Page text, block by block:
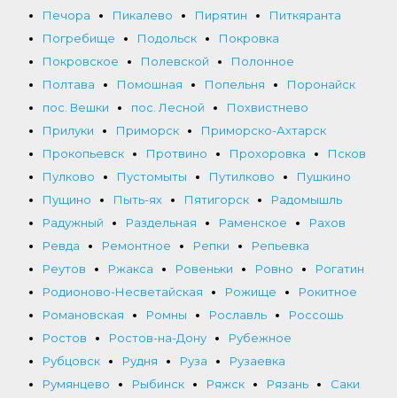
Печора
Пикалево Пирятин
Питкяранта
Погребище
Подольск
Покровка
Покровское
Полевской
Полонное
Полтава
Помошная Попельня
Поронайск
пос. Вешки
пос. Лесной
Похвистнево
Прилуки
Приморск
Приморско-Ахтарск
Прокопьевск
Протвино Прохоровка
Псков
Пулково
Пустомыты Путилково
Пушкино
Пущино
Пыть-ях Пятигорск
Радомышль
Радужный
Раздельная Раменское
Рахов
Ревда
Ремонтное Репки
Репьевка
Реутов
Ржакса Ровеньки Ровно
Рогатин
Родионово-Несветайская
Рожище
Рокитное
Романовская
Ромны Рославль
Россошь
Ростов
Ростов-на-Дону
Рубежное
Рубцовск
Рудня Руза
Рузаевка
Румянцево
Рыбинск Ряжск Рязань
Саки